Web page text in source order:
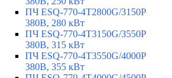
ПЧ ESQ-770-4T2800G/3150P
380В, 280 кВт
ПЧ ESQ-770-4T3150G/3550P
380В, 315 кВт
ПЧ ESQ-770-4T3550G/4000P
380В, 355 кВт